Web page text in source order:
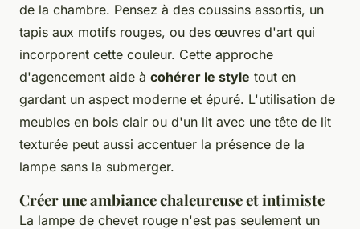
de la chambre. Pensez à des coussins assortis, un
tapis aux motifs rouges, ou des œuvres d'art qui
incorporent cette couleur. Cette approche
d'agencement aide à cohérer le style tout en
gardant un aspect moderne et épuré. L'utilisation de
meubles en bois clair ou d'un lit avec une tête de lit
texturée peut aussi accentuer la présence de la
lampe sans la submerger.
Créer une ambiance chaleureuse et intimiste
La lampe de chevet rouge n'est pas seulement un